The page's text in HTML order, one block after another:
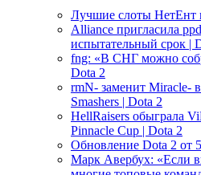
Лучшие слоты НетЕнт
Alliance пригласила
испытательный срок |
fng: «В СНГ можно
Dota 2
rmN- заменит Miracle-
Smashers | Dota 2
HellRaisers обыграла
Pinnacle Cup | Dota 2
Обновление Dota 2 от
Марк Авербух: «Если